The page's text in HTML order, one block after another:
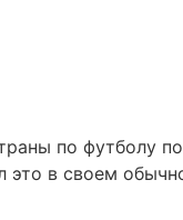
по футболу
это в своем